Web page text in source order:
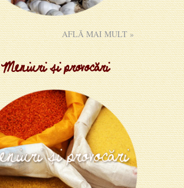
AFLĂ MAI MULT »
Meniuri și provocări